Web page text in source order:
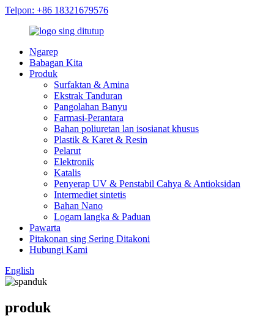
Telpon: +86 18321679576
Ngarep
Babagan Kita
Produk
Surfaktan & Amina
Ekstrak Tanduran
Pangolahan Banyu
Farmasi-Perantara
Bahan poliuretan lan isosianat khusus
Plastik & Karet & Resin
Pelarut
Elektronik
Katalis
Penyerap UV & Penstabil Cahya & Antioksidan
Intermediet sintetis
Bahan Nano
Logam langka & Paduan
Pawarta
Pitakonan sing Sering Ditakoni
Hubungi Kami
English
produk